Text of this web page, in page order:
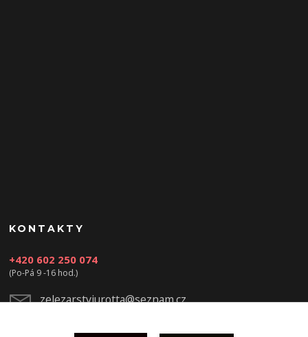
KONTAKTY
+420 602 250 074
(Po-Pá 9 -16 hod.)
zelezarstviurotta@seznam.cz